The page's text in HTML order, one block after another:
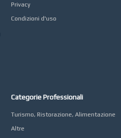
AZIENDA AGRICOLA DI
Privacy
Condizioni d'uso
Categorie Professionali
Turismo, Ristorazione, Alimentazione
Altre